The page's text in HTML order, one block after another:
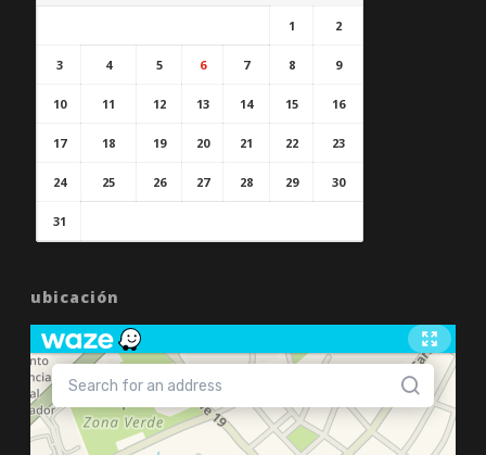
1 2
3 4 5 6 7 8 9
10 11 12 13 14 15 16
17 18 19 20 21 22 23
24 25 26 27 28 29 30
31
ubicación